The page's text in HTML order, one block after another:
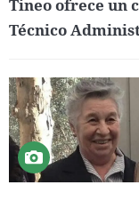
Tineo ofrece un
Técnico